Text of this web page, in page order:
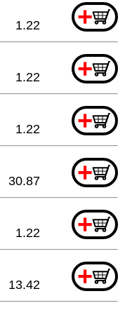
+
1.22
+
1.22
+
1.22
+
30.87
+
1.22
+
13.42